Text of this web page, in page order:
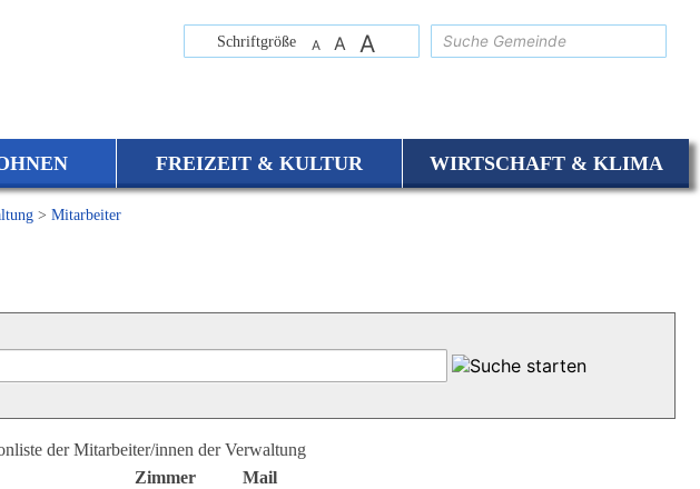
Schriftgröße A A A
FREIZEIT & KULTUR WIRTSCHAFT & KLIMA
> Mitarbeiter
der Mitarbeiter/innen der Verwaltung
Zimmer Mail